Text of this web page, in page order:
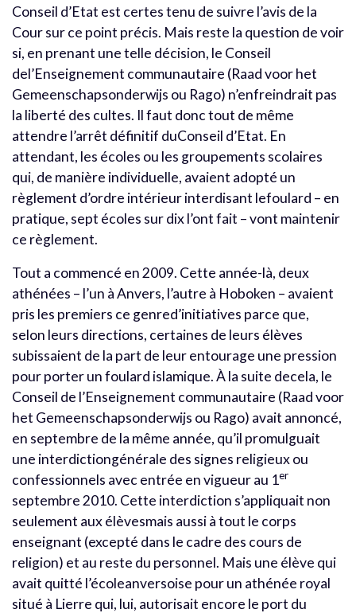
Conseil d’Etat est certes tenu de suivre l’avis de la
Cour sur ce point précis. Mais reste la question de voir
si, en prenant une telle décision, le Conseil
del’Enseignement communautaire (Raad voor het
Gemeenschapsonderwijs ou Rago) n’enfreindrait pas
la liberté des cultes. Il faut donc tout de même
attendre l’arrêt définitif duConseil d’Etat. En
attendant, les écoles ou les groupements scolaires
qui, de manière individuelle, avaient adopté un
règlement d’ordre intérieur interdisant lefoulard – en
pratique, sept écoles sur dix l’ont fait – vont maintenir
ce règlement.
Tout a commencé en 2009. Cette année-là, deux
athénées – l’un à Anvers, l’autre à Hoboken – avaient
pris les premiers ce genred’initiatives parce que,
selon leurs directions, certaines de leurs élèves
subissaient de la part de leur entourage une pression
pour porter un foulard islamique. À la suite decela, le
Conseil de l’Enseignement communautaire (Raad voor
het Gemeenschapsonderwijs ou Rago) avait annoncé,
en septembre de la même année, qu’il promulguait
une interdictiongénérale des signes religieux ou
confessionnels avec entrée en vigueur au 1er
septembre 2010. Cette interdiction s’appliquait non
seulement aux élèvesmais aussi à tout le corps
enseignant (excepté dans le cadre des cours de
religion) et au reste du personnel. Mais une élève qui
avait quitté l’écoleanversoise pour un athénée royal
situé à Lierre qui, lui, autorisait encore le port du